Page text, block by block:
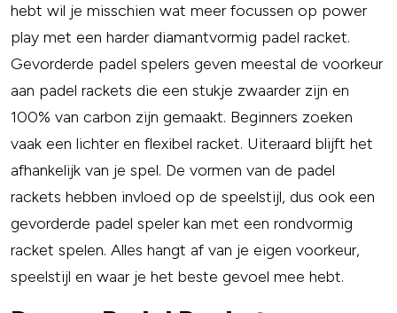
hebt wil je misschien wat meer focussen op power
play met een harder diamantvormig padel racket.
Gevorderde padel spelers geven meestal de voorkeur
aan padel rackets die een stukje zwaarder zijn en
100% van carbon zijn gemaakt. Beginners zoeken
vaak een lichter en flexibel racket. Uiteraard blijft het
afhankelijk van je spel. De vormen van de padel
rackets hebben invloed op de speelstijl, dus ook een
gevorderde padel speler kan met een rondvormig
racket spelen. Alles hangt af van je eigen voorkeur,
speelstijl en waar je het beste gevoel mee hebt.